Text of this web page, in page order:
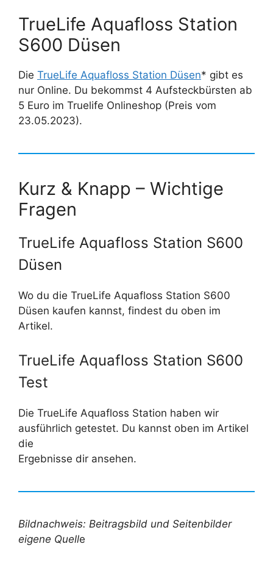
TrueLife Aquafloss Station
S600 Düsen
Die TrueLife Aquafloss Station Düsen* gibt es
nur Online. Du bekommst 4 Aufsteckbürsten ab
5 Euro im Truelife Onlineshop (Preis vom
23.05.2023).
Kurz & Knapp – Wichtige
Fragen
TrueLife Aquafloss Station S600
Düsen
Wo du die TrueLife Aquafloss Station S600
Düsen kaufen kannst, findest du oben im
Artikel.
TrueLife Aquafloss Station S600
Test
Die TrueLife Aquafloss Station haben wir
ausführlich getestet. Du kannst oben im Artikel
die
Ergebnisse dir ansehen.
Bildnachweis: Beitragsbild und Seitenbilder
eigene Quelle